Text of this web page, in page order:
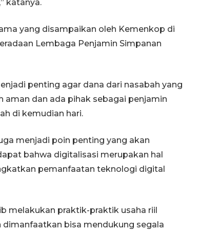
katanya.
yang disampaikan oleh Kemenkop di
Lembaga Penjamin Simpanan
penting agar dana dari nasabah yang
dan ada pihak sebagai penjamin
di kemudian hari.
menjadi poin penting yang akan
bahwa digitalisasi merupakan hal
pemanfaatan teknologi digital
melakukan praktik-praktik usaha riil
bisa mendukung segala
Pameran multiproduk
Surabaya Great Expo